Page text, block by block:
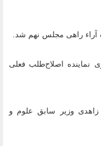
آراء راهی مجلس نهم شد.
نماینده اصلاح‌طلب فعلی
وزیر سابق علوم و